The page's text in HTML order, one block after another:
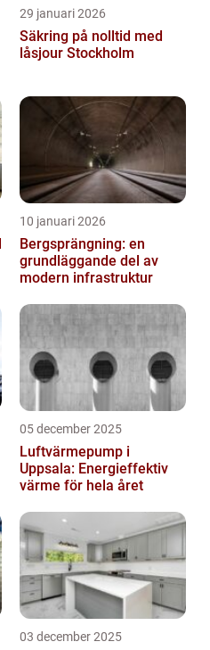
29 januari 2026
Säkring på nolltid med
låsjour Stockholm
10 januari 2026
Bergsprängning: en
grundläggande del av
modern infrastruktur
05 december 2025
Luftvärmepump i
Uppsala: Energieffektiv
värme för hela året
03 december 2025